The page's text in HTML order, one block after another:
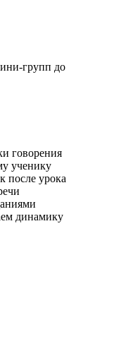
групп до
говорения
ученику
после урока
динамику